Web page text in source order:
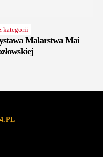
kategorii
Malarstwa Mai